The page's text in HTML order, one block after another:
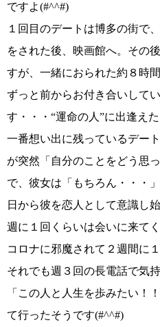
ですよ(#^^#)
１回目のデートは博多の街で
をされた後、映画館へ。その
すが、一緒におられた約８時
ずっと前からお付き合いして
す・・・“運命の人”に出逢え
一番想い出に残っているデー
が突然 「自分のことをどう思
で、彼女は 「もちろん・・・」
日から彼を恋人として意識し
週に１回くらいは会いに来て
コロナに邪魔されて２週間に
それでも週３回の長電話で気
「この人と人生を歩みたい！！
て行ったそうです(#^^#)